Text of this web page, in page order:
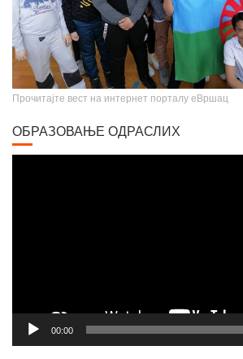
Прочитајте вест на интернет порталу еВршац
ОБРАЗОВАЊЕ ОДРАСЛИХ
00:00